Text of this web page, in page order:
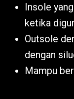
Insole
ketika
Outsole
dengan
Mampu